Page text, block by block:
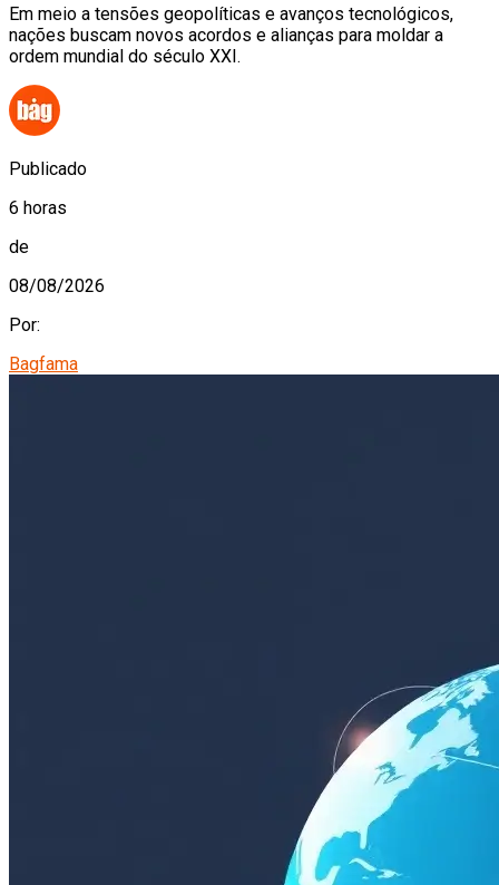
Em meio a tensões geopolíticas e avanços tecnológicos,
nações buscam novos acordos e alianças para moldar a
ordem mundial do século XXI.
Publicado
6 horas
de
08/08/2026
Por:
Bagfama